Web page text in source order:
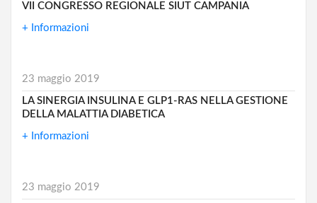
VII CONGRESSO REGIONALE SIUT CAMPANIA
+ Informazioni
23 maggio 2019
LA SINERGIA INSULINA E GLP1-RAS NELLA GESTIONE
DELLA MALATTIA DIABETICA
+ Informazioni
23 maggio 2019